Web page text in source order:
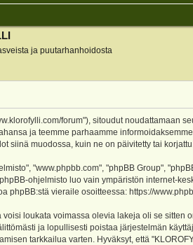
ja puutarhanhoidosta
forum"), sitoudut noudattamaan
ja teemme parhaamme
siinä muodossa, kuin ne on päivitetty tai
"www.phpbb.com", "phpBB Group",
ohjelmisto luo vain ympäristön internet-
phpBB:stä vieraile osoitteessa: https://
loukata voimassa olevia lakeja oli se sitten
ja lopullisesti poistaa järjestelmän
tarkkailua varten. Hyväksyt, että